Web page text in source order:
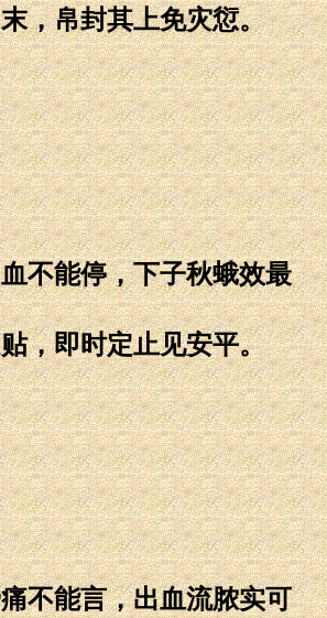
，帛封其上免灾愆。
不能停，下子秋蛾效最
，即时定止见安平。
不能言，出血流脓实可